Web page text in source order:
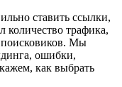
ставить ссылки,
количество трафика,
поисковиков. Мы
ошибки,
как выбрать